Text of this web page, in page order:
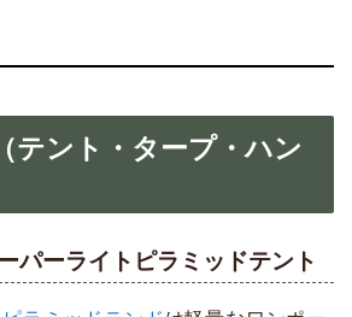
テント・タープ・ハン
パーライトピラミッドテント